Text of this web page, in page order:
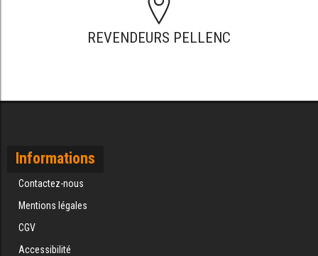
REVENDEURS PELLENC
Informations
Contactez-nous
Mentions légales
CGV
Accessibilité